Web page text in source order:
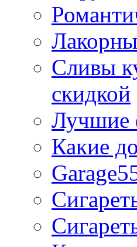
Сливы
скидкой
Лучшие
Какие